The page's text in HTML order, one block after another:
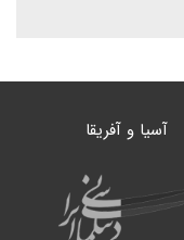
آسیا و آفریقا